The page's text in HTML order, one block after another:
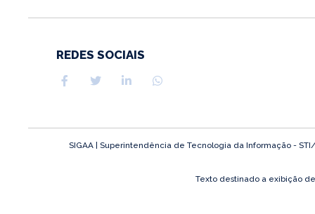
REDES SOCIAIS
SIGAA | Superintendência de Tecnologia da Informação -
Texto destinado a exibição